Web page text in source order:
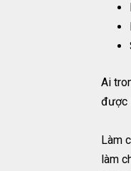
Ai
được
Làm
làm